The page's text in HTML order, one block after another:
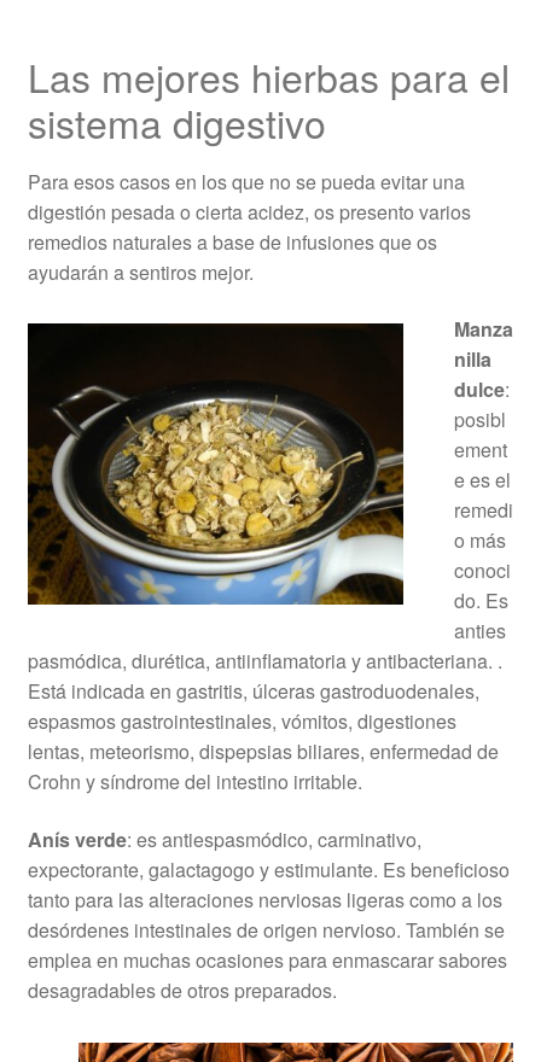
Las mejores hierbas para el
sistema digestivo
Para esos casos en los que no se pueda evitar una
digestión pesada o cierta acidez, os presento varios
remedios naturales a base de infusiones que os
ayudarán a sentiros mejor.
Manza
nilla
dulce:
posibl
ement
e es el
remedi
o más
conoci
do. Es
anties
pasmódica, diurética, antiinflamatoria y antibacteriana. .
Está indicada en gastritis, úlceras gastroduodenales,
espasmos gastrointestinales, vómitos, digestiones
lentas, meteorismo, dispepsias biliares, enfermedad de
Crohn y síndrome del intestino irritable.
Anís verde: es antiespasmódico, carminativo,
expectorante, galactagogo y estimulante. Es beneficioso
tanto para las alteraciones nerviosas ligeras como a los
desórdenes intestinales de origen nervioso. También se
emplea en muchas ocasiones para enmascarar sabores
desagradables de otros preparados.